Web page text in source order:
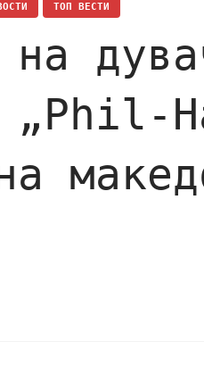
ТОП ВЕСТИ
на
„Phil-